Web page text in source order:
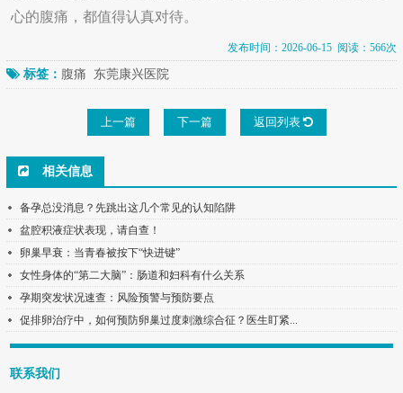
心的腹痛，都值得认真对待。
发布时间：2026-06-15 阅读：566次
标签： 腹痛 东莞康兴医院
上一篇 下一篇 返回列表
相关信息
备孕总没消息？先跳出这几个常见的认知陷阱
盆腔积液症状表现，请自查！
卵巢早衰：当青春被按下“快进键”
女性身体的“第二大脑”：肠道和妇科有什么关系
孕期突发状况速查：风险预警与预防要点
促排卵治疗中，如何预防卵巢过度刺激综合征？医生盯紧...
联系我们